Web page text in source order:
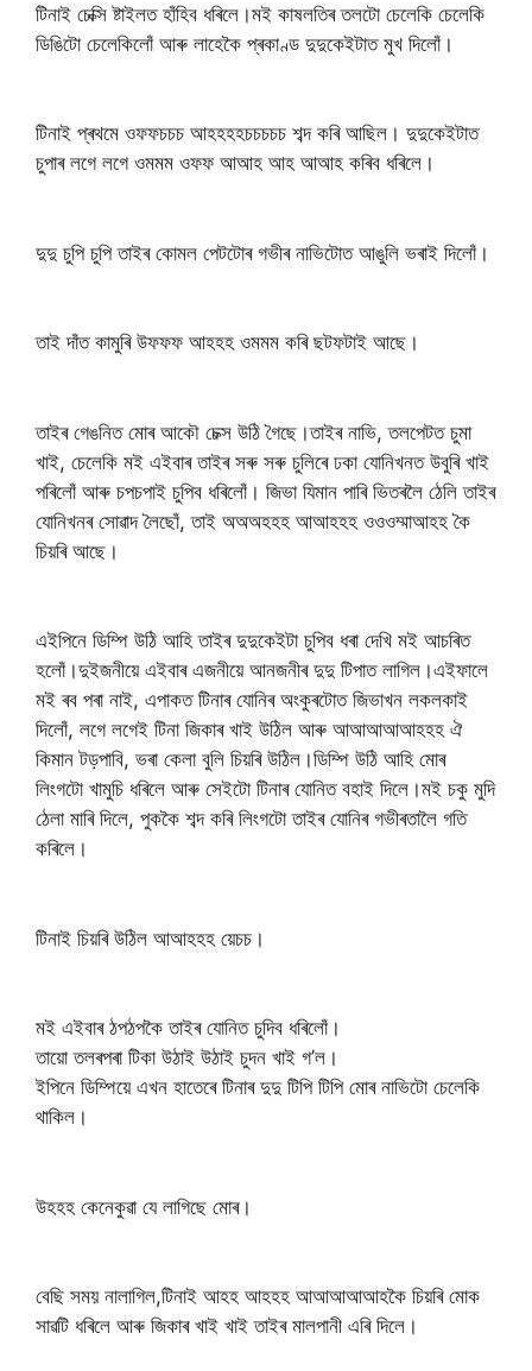
টিনাই চেক্সি ষ্টাইলত হাঁহিব ধৰিলে।মই কাষলতিৰ তলটো চেলেকি চেলেকি
ডিঙিটো চেলেকিলোঁ আৰু লাহেকৈ প্ৰকাণ্ড দুদুকেইটাত মুখ দিলোঁ।
টিনাই প্ৰথমে ওফফচচচ আহহহহচচচচচ শব্দ কৰি আছিল। দুদুকেইটাত
চুপাৰ লগে লগে ওমমম ওফফ আআহ আহ আআহ কৰিব ধৰিলে।
দুদু চুপি চুপি তাইৰ কোমল পেটটোৰ গভীৰ নাভিটোত আঙুলি ভৰাই দিলোঁ।
তাই দাঁত কামুৰি উফফফ আহহহ ওমমম কৰি ছটফটাই আছে।
তাইৰ গেঙনিত মোৰ আকৌ চেক্স উঠি গৈছে।তাইৰ নাভি, তলপেটত চুমা
খাই, চেলেকি মই এইবাৰ তাইৰ সৰু সৰু চুলিৰে ঢকা যোনিখনত উবুৰি খাই
পৰিলোঁ আৰু চপচপাই চুপিব ধৰিলোঁ। জিভা যিমান পাৰি ভিতৰলৈ ঠেলি তাইৰ
যোনিখনৰ সোৱাদ লৈছোঁ, তাই অঅঅহহহ আআহহহ ওওওম্মাআহহ কৈ
চিয়ৰি আছে।
এইপিনে ডিম্পি উঠি আহি তাইৰ দুদুকেইটা চুপিব ধৰা দেখি মই আচৰিত
হলোঁ।দুইজনীয়ে এইবাৰ এজনীয়ে আনজনীৰ দুদু টিপাত লাগিল।এইফালে
মই ৰব পৰা নাই, এপাকত টিনাৰ যোনিৰ অংকুৰটোত জিভাখন লকলকাই
দিলোঁ, লগে লগেই টিনা জিকাৰ খাই উঠিল আৰু আআআআআহহহ ঐ
কিমান টড়পাবি, ভৰা কেলা বুলি চিয়ৰি উঠিল।ডিম্পি উঠি আহি মোৰ
লিংগটো খামুচি ধৰিলে আৰু সেইটো টিনাৰ যোনিত বহাই দিলে।মই চকু মুদি
ঠেলা মাৰি দিলে, পুককৈ শব্দ কৰি লিংগটো তাইৰ যোনিৰ গভীৰতালৈ গতি
কৰিলে।
টিনাই চিয়ৰি উঠিল আআহহহ য়েচচ।
মই এইবাৰ ঠপঠপকৈ তাইৰ যোনিত চুদিব ধৰিলোঁ।
তায়ো তলৰপৰা টিকা উঠাই উঠাই চুদন খাই গ’ল।
ইপিনে ডিম্পিয়ে এখন হাতেৰে টিনাৰ দুদু টিপি টিপি মোৰ নাভিটো চেলেকি
থাকিল।
উহহহ কেনেকুৱা যে লাগিছে মোৰ।
বেছি সময় নালাগিল,টিনাই আহহ আহহহ আআআআআহকৈ চিয়ৰি মোক
সাৱটি ধৰিলে আৰু জিকাৰ খাই খাই তাইৰ মালপানী এৰি দিলে।